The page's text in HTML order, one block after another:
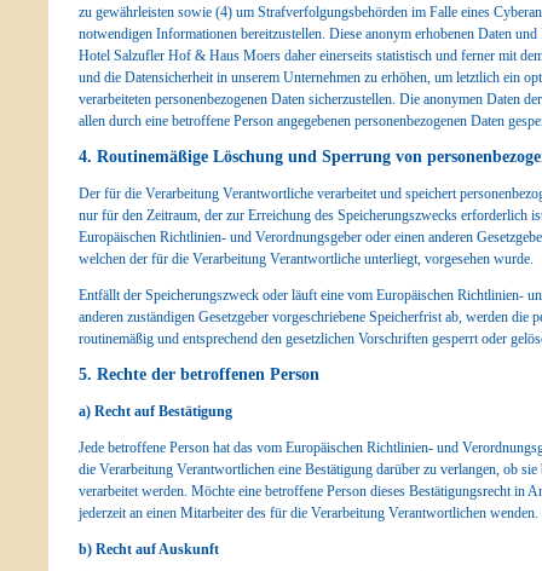
zu gewährleisten sowie (4) um Strafverfolgungsbehörden im Falle eines
notwendigen Informationen bereitzustellen. Diese anonym erhobenen Daten
Hotel Salzufler Hof & Haus Moers daher einerseits statistisch und ferner mit
und die Datensicherheit in unserem Unternehmen zu erhöhen, um letztlich ein
verarbeiteten personenbezogenen Daten sicherzustellen. Die anonymen Daten
allen durch eine betroffene Person angegebenen personenbezogenen Daten
4. Routinemäßige Löschung und Sperrung von
Der für die Verarbeitung Verantwortliche verarbeitet und speichert
nur für den Zeitraum, der zur Erreichung des Speicherungszwecks erforderlich
Europäischen Richtlinien- und Verordnungsgeber oder einen anderen
welchen der für die Verarbeitung Verantwortliche unterliegt, vorgesehen wurde.
Entfällt der Speicherungszweck oder läuft eine vom Europäischen Richtlinien-
anderen zuständigen Gesetzgeber vorgeschriebene Speicherfrist ab, werden die
routinemäßig und entsprechend den gesetzlichen Vorschriften gesperrt oder
5. Rechte der betroffenen Person
a) Recht auf Bestätigung
Jede betroffene Person hat das vom Europäischen Richtlinien- und
die Verarbeitung Verantwortlichen eine Bestätigung darüber zu verlangen, ob sie
verarbeitet werden. Möchte eine betroffene Person dieses Bestätigungsrecht in
jederzeit an einen Mitarbeiter des für die Verarbeitung Verantwortlichen wenden.
b) Recht auf Auskunft